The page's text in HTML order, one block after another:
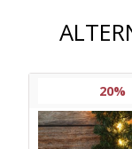
20%